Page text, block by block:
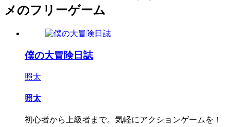
メのフリーゲーム
僕の大冒険日誌
照太
照太
初心者から上級者まで。気軽にアクションゲームを！